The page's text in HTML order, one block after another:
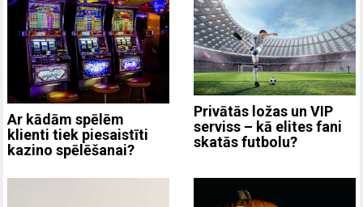
Ar kādām spēlēm
klienti tiek piesaistīti
kazino spēlēšanai?
Privātās ložas un VIP
serviss – kā elites fani
skatās futbolu?